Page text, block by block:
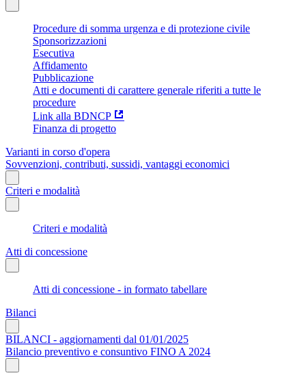
Procedure di somma urgenza e di protezione civile
Sponsorizzazioni
Esecutiva
Affidamento
Pubblicazione
Atti e documenti di carattere generale riferiti a tutte le
procedure
Link alla BDNCP
Finanza di progetto
Varianti in corso d'opera
Sovvenzioni, contributi, sussidi, vantaggi economici
Criteri e modalità
Criteri e modalità
Atti di concessione
Atti di concessione - in formato tabellare
Bilanci
BILANCI - aggiornamenti dal 01/01/2025
Bilancio preventivo e consuntivo FINO A 2024